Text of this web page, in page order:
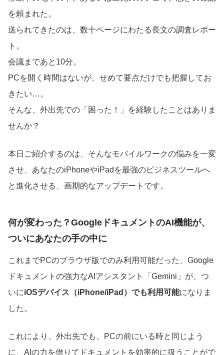
を頼まれた。
送られてきたのは、数十ページにわたる長文の調査レポー
ト。
会議まであと10分。
PCを開く時間はないが、せめて要点だけでも把握してお
きたい…。
そんな、外出先での「困った！」を経験したことはありま
せんか？
本日ご紹介するのは、そんなモバイルワークの悩みを一変
させ、あなたのiPhoneやiPadを最強のビジネスツールへ
と進化させる、画期的なアップデートです。
何が変わった？GoogleドキュメントのAI機能が、
ついにあなたの手の中に
これまでPCのブラウザ版でのみ利用可能だった、Google
ドキュメントの強力なAIアシスタント「Gemini」が、つ
いにiOSデバイス（iPhone/iPad）でも利用可能になりま
した。
これにより、外出先でも、PCの前にいる時と同じよう
に、AIの力を借りてドキュメントを効率的に扱うことがで